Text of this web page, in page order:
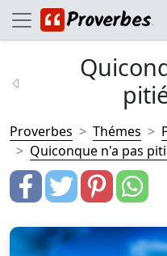
Proverbes Thémes
Quiconque n'a pas